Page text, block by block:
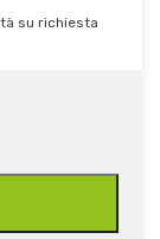
su richiesta